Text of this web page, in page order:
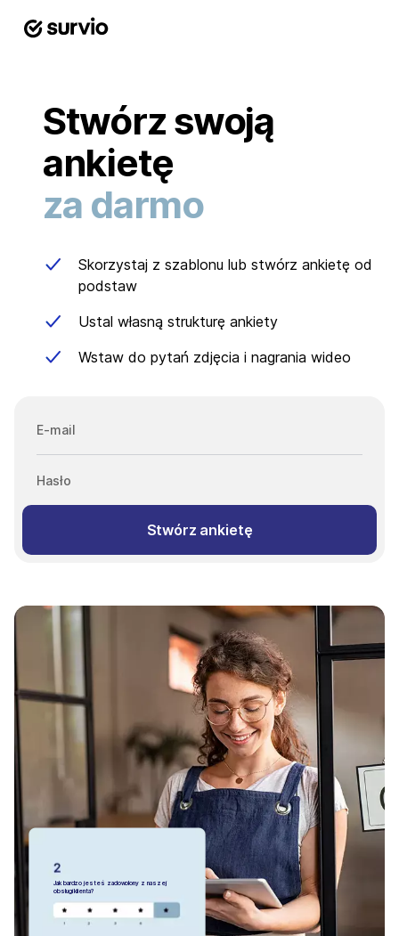
Stwórz swoją
ankietę
za darmo
Skorzystaj z szablonu lub stwórz ankietę od
podstaw
Ustal własną strukturę ankiety
Wstaw do pytań zdjęcia i nagrania wideo
E-mail
Hasło
Stwórz ankietę
Jak bardzo jesteś zadowolony z naszej
obsługi klienta?